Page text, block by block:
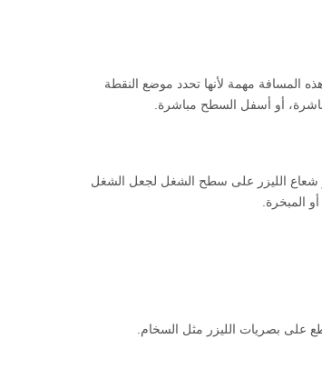
المسافة مهمة لأنها تحدد موضع النقطة
أو أسفل السطح مباشرة.
شعاع الليزر على سطح الشغل لجعل الشغل
المبخرة.
على بصريات الليزر مثل السخام.